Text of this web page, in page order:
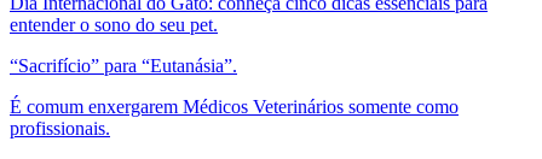
entender o sono do seu pet.
“Sacrifício” para “Eutanásia”.
É comum enxergarem Médicos Veterinários somente como
profissionais.